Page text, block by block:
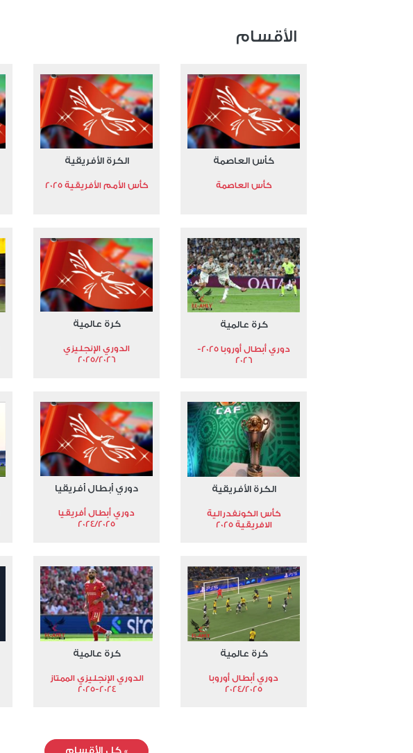
الأقسام
كأس العاصمة
كأس العاصمة
الكرة الأفريقية
كأس الأمم الأفريقية 2025
كرة عالمية
دوري أبطال أوروبا 2025-
2026
كرة عالمية
الدوري الإنجليزي
2025/2026
الكرة الأفريقية
كأس الكونفدرالية
الافريقية 2025
دوري أبطال أفريقيا
دوري أبطال أفريقيا
2024/2025
كرة عالمية
دوري أبطال أوروبا
2024/2025
كرة عالمية
الدوري الإنجليزي الممتاز
2024-2025
»كل الأقسام